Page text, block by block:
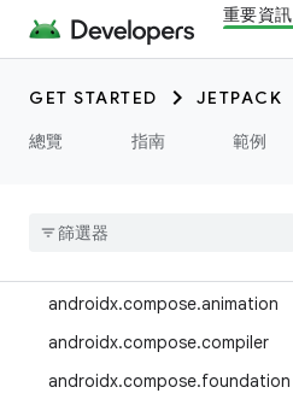
重要資訊
GET STARTED
JETPACK
總覽
指南 範例
androidx.camera.media3
androidx.car
androidx.car.app
androidx
androidx.compose.animation
androidx.compose.compiler
androidx.compose.foundation